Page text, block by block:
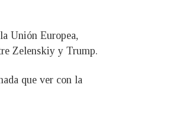
Unión Europea,
Zelenskiy y Trump.
que ver con la